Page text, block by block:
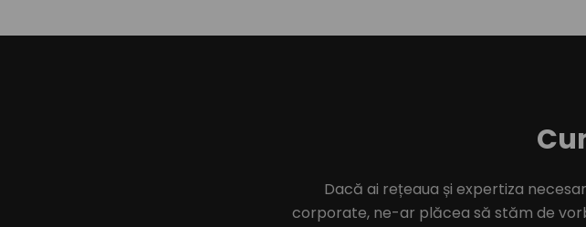
Dacă ai rețeaua și expertiza
corporate, ne-ar plăcea să stăm de